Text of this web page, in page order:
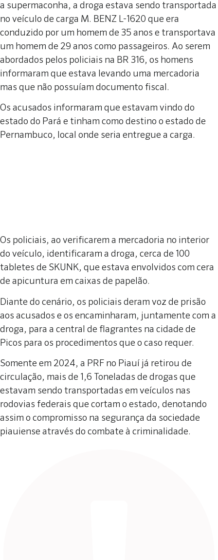
a supermaconha, a droga estava sendo transportada
no veículo de carga M. BENZ L-1620 que era
conduzido por um homem de 35 anos e transportava
um homem de 29 anos como passageiros. Ao serem
abordados pelos policiais na BR 316, os homens
informaram que estava levando uma mercadoria
mas que não possuíam documento fiscal.
Os acusados informaram que estavam vindo do
estado do Pará e tinham como destino o estado de
Pernambuco, local onde seria entregue a carga.
Os policiais, ao verificarem a mercadoria no interior
do veículo, identificaram a droga, cerca de 100
tabletes de SKUNK, que estava envolvidos com cera
de apicuntura em caixas de papelão.
Diante do cenário, os policiais deram voz de prisão
aos acusados e os encaminharam, juntamente com a
droga, para a central de flagrantes na cidade de
Picos para os procedimentos que o caso requer.
Somente em 2024, a PRF no Piauí já retirou de
circulação, mais de 1,6 Toneladas de drogas que
estavam sendo transportadas em veículos nas
rodovias federais que cortam o estado, denotando
assim o compromisso na segurança da sociedade
piauiense através do combate à criminalidade.